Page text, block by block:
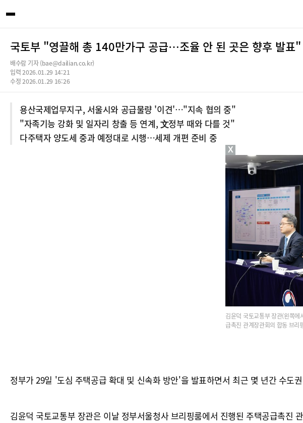
국토부 "영끌해 총 140만가구 공급…조율 안 된 곳은 향후 발표
배수람 기자 (bae@dailian.co.kr)
입력 2026.01.29 14:21
수정 2026.01.29 16:26
용산국제업무지구, 서울시와 공급물량 '이견'…"지속 협의 중"
"자족기능 강화 및 일자리 창출 등 연계, 文정부 때와 다를 것"
다주택자 양도세 중과 예정대로 시행…세제 개편 준비 중
김윤덕 국토교통부 장관(왼쪽
급촉진 관계장관회의 합동 브
정부가 29일 '도심 주택공급 확대 및 신속화 방안'을 발표하면서 최근 몇 년간 수도
김윤덕 국토교통부 장관은 이날 정부서울청사 브리핑룸에서 진행된 주택공급촉
X